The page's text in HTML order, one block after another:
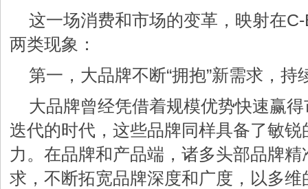
这一场消费和市场的变革，映射在
两类现象：
第一，大品牌不断“拥抱”新需求，持
大品牌曾经凭借着规模优势快速赢
迭代的时代，这些品牌同样具备了敏
力。在品牌和产品端，诸多头部品牌
求，不断拓宽品牌深度和广度，以多